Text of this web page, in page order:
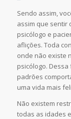
Sendo assim,
assim que sentir
psicólogo e
aflições. Toda
onde não existe
psicólogo.
padrões
uma vida mais
Não existem
todas as idades